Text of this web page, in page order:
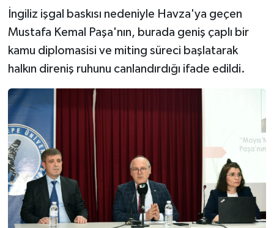
İngiliz işgal baskısı nedeniyle Havza'ya geçen
Mustafa Kemal Paşa'nın, burada geniş çaplı bir
kamu diplomasisi ve miting süreci başlatarak
halkın direniş ruhunu canlandırdığı ifade edildi.